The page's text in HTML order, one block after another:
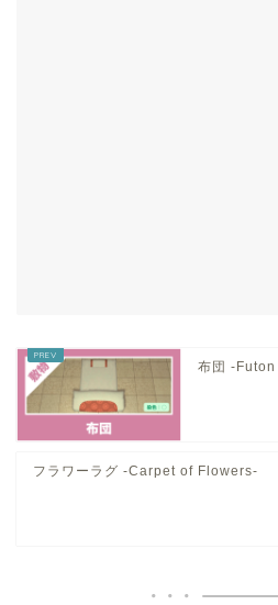
布団 -
フラワーラグ -Carpet of Flowers-